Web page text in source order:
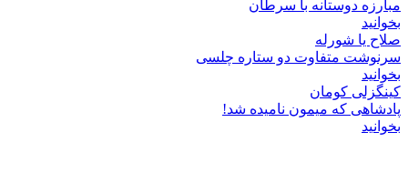
مبارزه دوستانه با سرطان
بخوانید
صلاح یا شورله
سرنوشت متفاوت دو ستاره چلسی
بخوانید
کینگزلی کومان
پادشاهی که میمون نامیده شد!
بخوانید